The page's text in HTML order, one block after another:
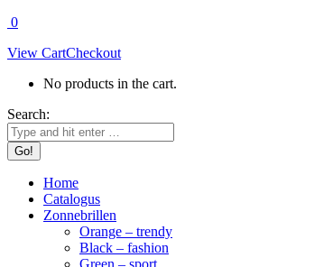
0
View CartCheckout
No products in the cart.
Search:
Home
Catalogus
Zonnebrillen
Orange – trendy
Black – fashion
Green – sport